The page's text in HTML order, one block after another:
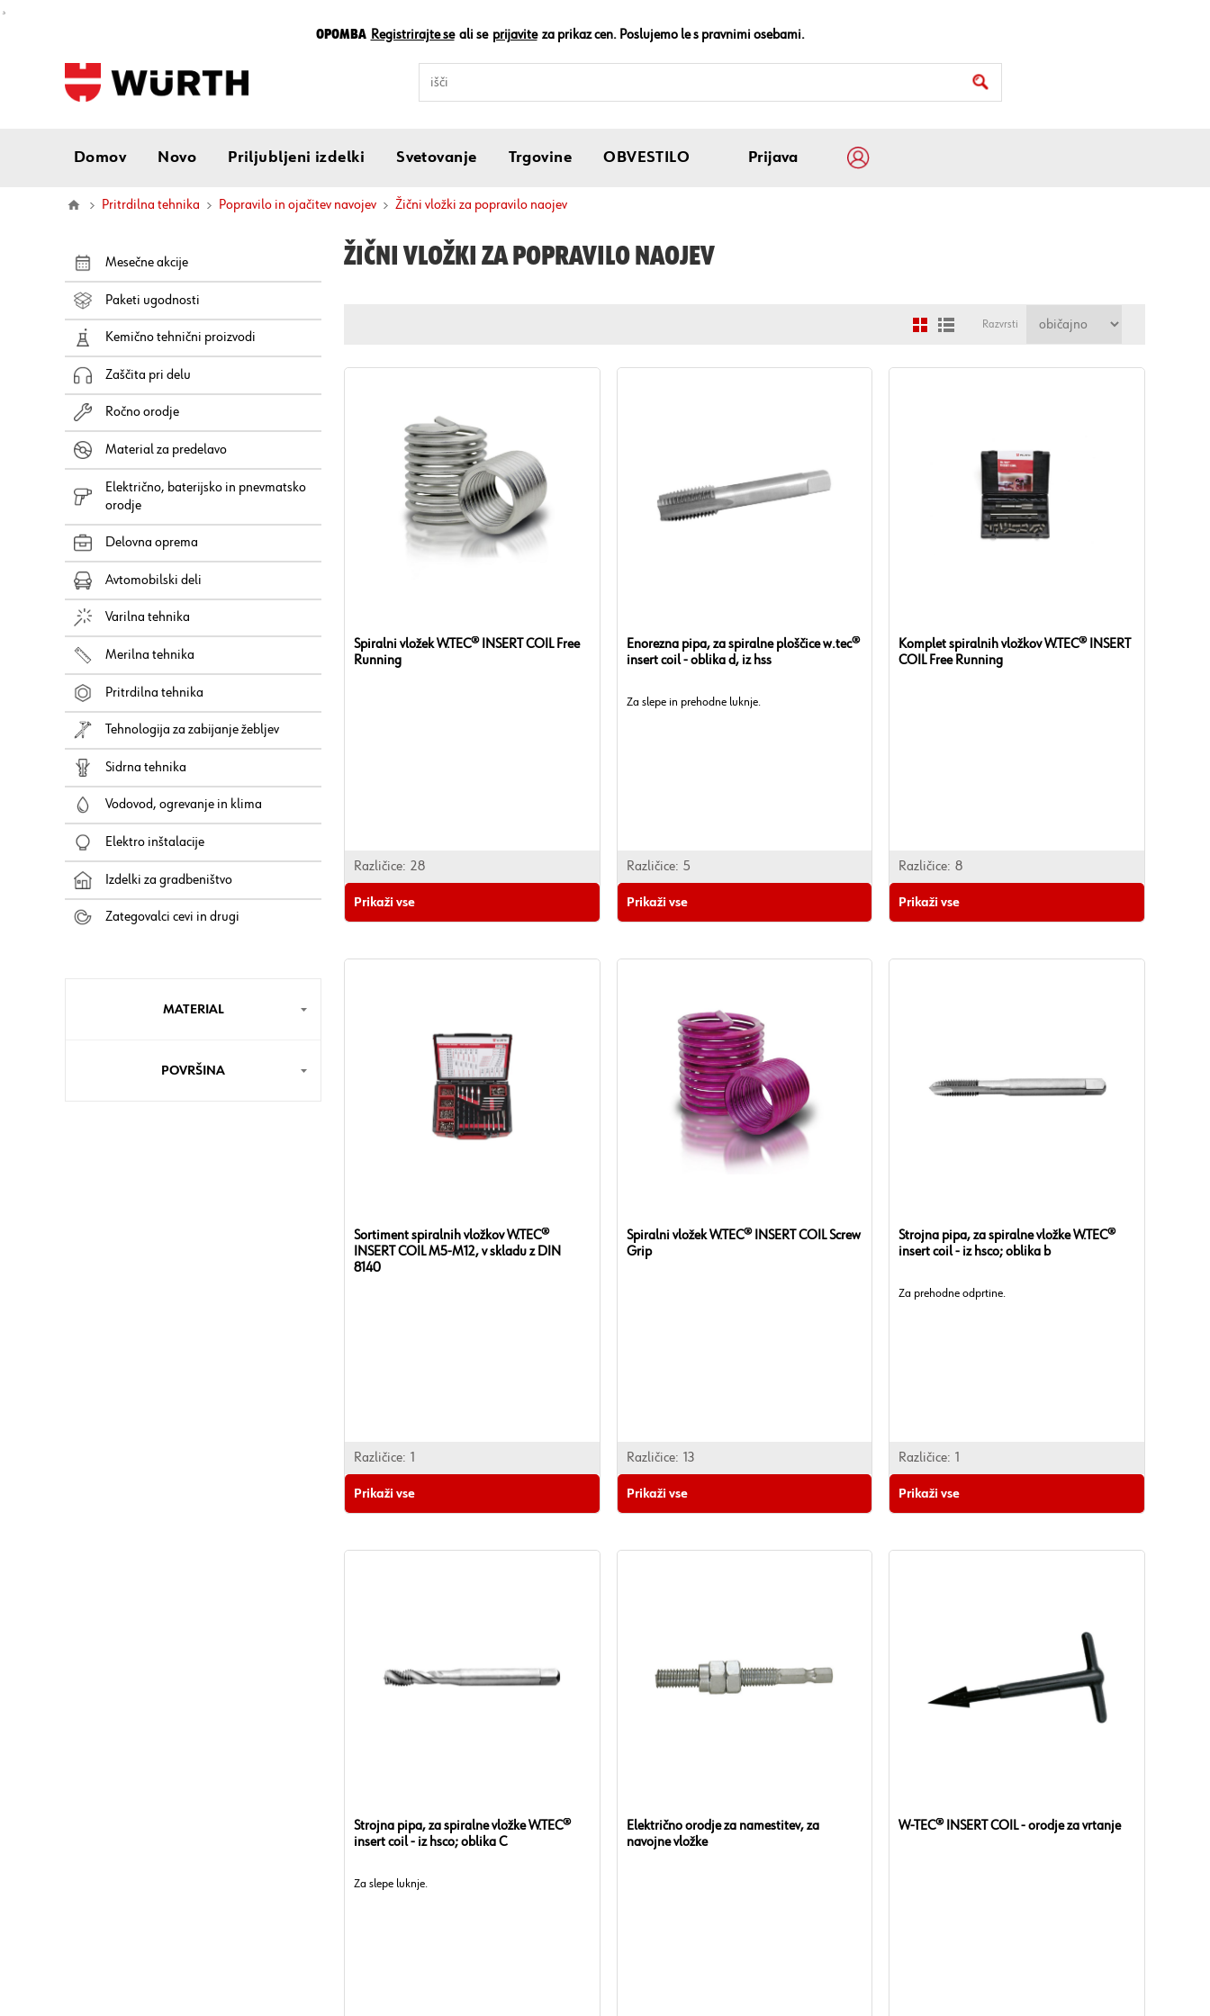
¸
Opomba Registrirajte se ali se prijavite za prikaz cen. Poslujemo le s pravnimi osebami.
Mesečne akcije
Paketi ugodnosti
Kemično tehnični proizvodi
Zaščita pri delu
Ročno orodje
Material za predelavo
Električno, baterijsko in pnevmatsko
orodje
Delovna oprema
Avtomobilski deli
Varilna tehnika
Merilna tehnika
Pritrdilna tehnika
Tehnologija za zabijanje žebljev
Sidrna tehnika
Vodovod, ogrevanje in klima
Elektro inštalacije
Izdelki za gradbeništvo
Zategovalci cevi in drugi
Domov Novo Priljubljeni izdelki Svetovanje Trgovine OBVESTILO Prijava
Pritrdilna tehnika Popravilo in ojačitev navojev žični vložki za popravilo naojev
ŽIČNI VLOŽKI ZA POPRAVILO NAOJEV
Razvrsti
Spiralni vložek W.TEC® INSERT COIL Free
Running
Različice: 28
Prikaži vse
Enorezna pipa, za spiralne ploščice w.tec®
insert coil - oblika d, iz hss
Za slepe in prehodne luknje.
Različice: 5
Prikaži vse
Komplet spiralnih vložkov W.TEC® INSERT
COIL Free Running
Različice: 8
Prikaži vse
Sortiment spiralnih vložkov W.TEC®
INSERT COIL M5-M12, v skladu z DIN
8140
Različice: 1
Prikaži vse
Spiralni vložek W.TEC® INSERT COIL Screw
Grip
Različice: 13
Prikaži vse
Strojna pipa, za spiralne vložke W.TEC®
insert coil - iz hsco; oblika b
Za prehodne odprtine.
Različice: 1
Prikaži vse
Strojna pipa, za spiralne vložke W.TEC®
insert coil - iz hsco; oblika C
Za slepe luknje.
Električno orodje za namestitev, za
navojne vložke
W-TEC® INSERT COIL - orodje za vrtanje
MATERIAL
POVRŠINA